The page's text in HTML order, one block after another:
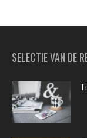
SELECTIE VAN DE